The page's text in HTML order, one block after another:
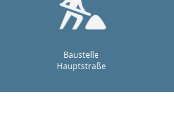
Baustelle
Hauptstraße